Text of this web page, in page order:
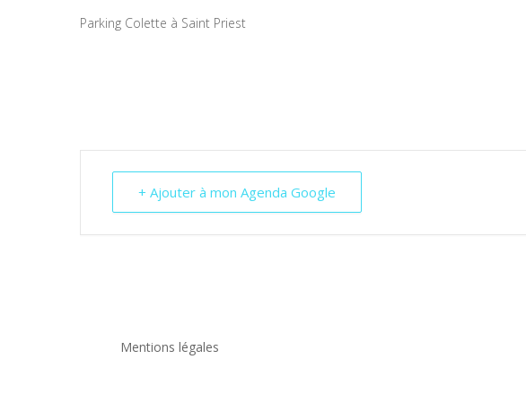
Parking Colette à Saint Priest
+ Ajouter à mon Agenda Google
Mentions légales